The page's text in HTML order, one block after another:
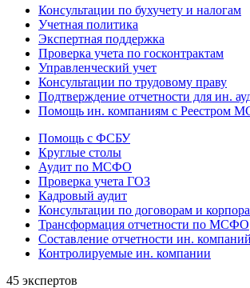
Консультации по бухучету и налогам
Учетная политика
Экспертная поддержка
Проверка учета по госконтрактам
Управленческий учет
Консультации по трудовому праву
Подтверждение отчетности для ин.
Помощь ин. компаниям с Реестром
Помощь с ФСБУ
Круглые столы
Аудит по МСФО
Проверка учета ГОЗ
Кадровый аудит
Консультации по договорам и
Трансформация отчетности по МСФО
Составление отчетности ин. компаний
Контролируемые ин. компании
45 экспертов